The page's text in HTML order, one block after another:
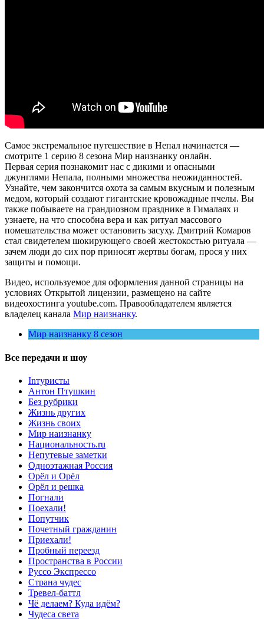
Самое экстремальное путешествие в Непал начинается —
смотрите 1 серию 8 сезона Мир наизнанку онлайн.
Первая серия познакомит нас с дикими и опасными
джунглями Непала, полными множества неожиданностей.
Узнайте, чем закончится охота за самым вкусным и полезным
медом, который создают гигантские кровожадные пчелы. Вы
также побываете на грандиозном празднике в Гималаях и
узнаете, на что способна вера и как ритуал массового
помешательства может остановить засуху. Дмитрий Комаров
стал свидетелем шокирующего своей жестокостью ритуала —
зачем люди до сих пор приносят жертвы богам, прося у них
защиты и помощи.
Видео, используемое для оформления данной страницы на
условиях Открытой лицензии, размещено на сайте
видеохостинга youtube.com. Правообладателем является
владелец канала Мир наизнанку.
Мир наизнанку 8 сезон
Все передачи и шоу
Inтуристы
Антон Птушкин
Без рубрики
Жизнь других
Жизнь своих
Мир наизнанку
Национальность.ru
Непутевые заметки
Одноэтажная Россия
Орёл и Орёл
Орёл и решка
Погнали
Поехали!
Попутчик
Почетный гражданин
Приехали!
Пробный переезд
Пространства в России
Руссо Экспрессо
Страна чудес
Тревел-баттл
Чё делаем? Куда идём?
Чудеса света